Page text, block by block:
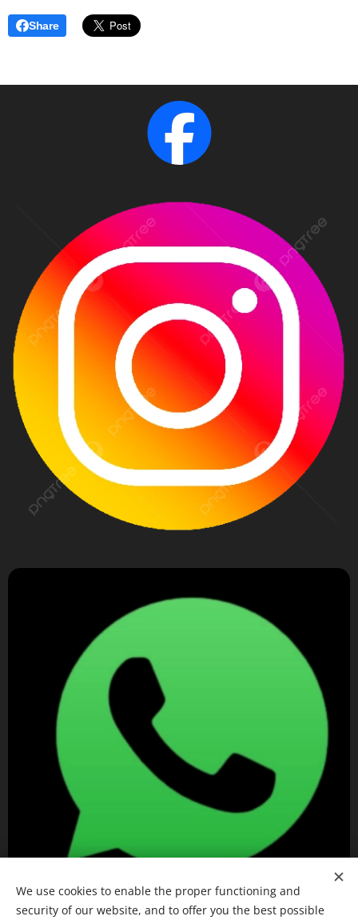
Share
We use cookies to enable the proper functioning and
security of our website, and to offer you the best possible